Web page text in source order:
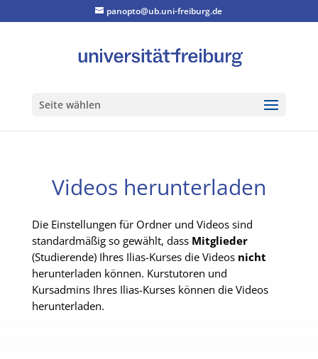
panopto@ub.uni-freiburg.de
Seite wählen
Videos herunterladen
Die Einstellungen für Ordner und Videos sind
standardmäßig so gewählt, dass Mitglieder
(Studierende) Ihres Ilias-Kurses die Videos nicht
herunterladen können. Kurstutoren und
Kursadmins Ihres Ilias-Kurses können die Videos
herunterladen.